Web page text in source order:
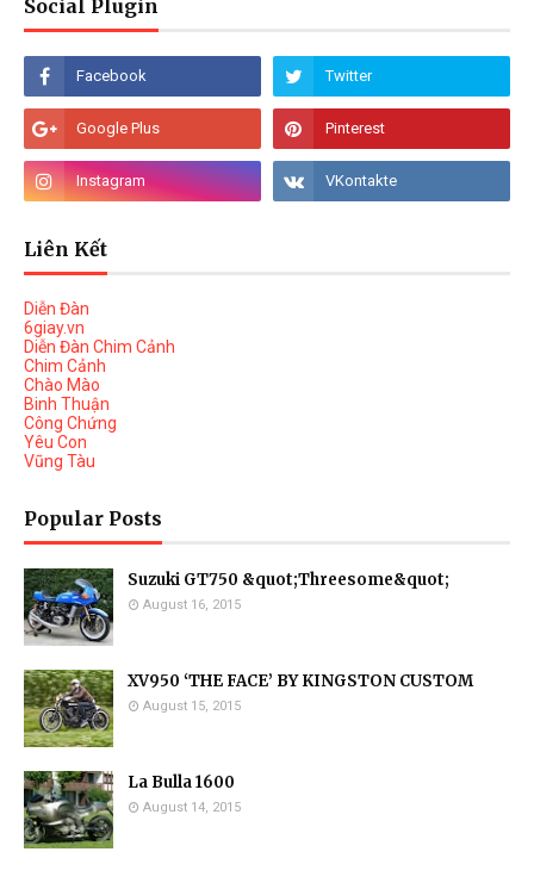
Social Plugin
Liên Kết
Diễn Đàn
6giay.vn
Diễn Đàn Chim Cảnh
Chim Cảnh
Chào Mào
Binh Thuận
Công Chứng
Yêu Con
Vũng Tàu
Popular Posts
Suzuki GT750 &quot;Threesome&quot;
August 16, 2015
XV950 ‘THE FACE’ BY KINGSTON CUSTOM
August 15, 2015
La Bulla 1600
August 14, 2015